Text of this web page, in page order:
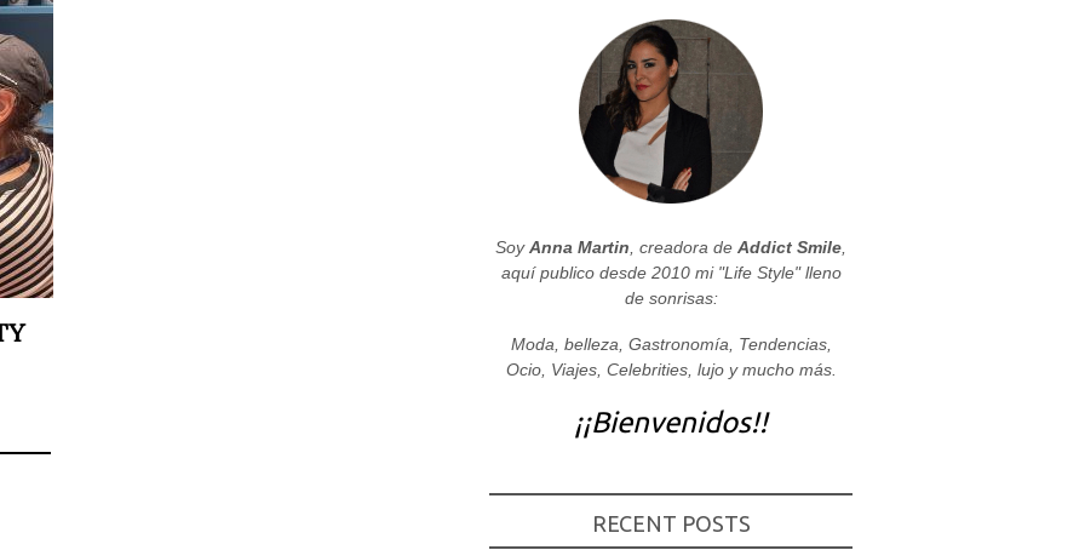
SoyAnna Martin , creadora de Addict Smile
aquí publico desde 2010 mi "Life Style" lleno
de sonrisas:
Moda, belleza, Gastronomía, Tendencias,
Ocio, Viajes, Celebrities, lujo y mucho más.
¡¡Bienvenidos!!
RECENT POSTS